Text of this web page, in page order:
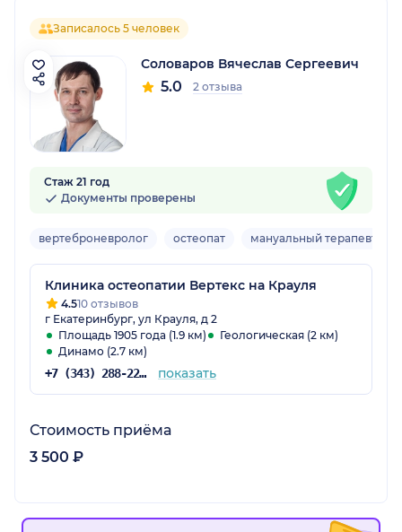
Записалось 5 человек
Соловаров Вячеслав Сергеевич
5.0 2 отзыва
Стаж 21 год
Документы проверены
вертеброневролог остеопат мануальный терапевт
Клиника остеопатии Вертекс на Крауля
4.510 отзывов
г Екатеринбург, ул Крауля, д 2
Площадь 1905 года (1.9 км)
Геологическая (2 км)
Динамо (2.7 км)
+7 (343) 288-22-12 показать
Стоимость приёма
3 500 ₽